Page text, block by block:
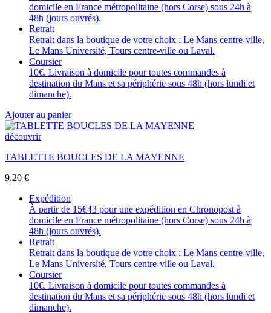
domicile en France métropolitaine (hors Corse) sous 24h à
48h (jours ouvrés).
Retrait
Retrait dans la boutique de votre choix : Le Mans centre-ville,
Le Mans Université, Tours centre-ville ou Laval.
Coursier
10€. Livraison à domicile pour toutes commandes à
destination du Mans et sa périphérie sous 48h (hors lundi et
dimanche).
Ajouter au panier
découvrir
TABLETTE BOUCLES DE LA MAYENNE
9.20 €
Expédition
À partir de 15€43 pour une expédition en Chronopost à
domicile en France métropolitaine (hors Corse) sous 24h à
48h (jours ouvrés).
Retrait
Retrait dans la boutique de votre choix : Le Mans centre-ville,
Le Mans Université, Tours centre-ville ou Laval.
Coursier
10€. Livraison à domicile pour toutes commandes à
destination du Mans et sa périphérie sous 48h (hors lundi et
dimanche).